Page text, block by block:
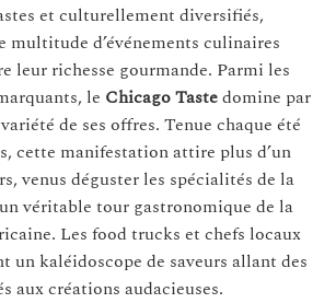
et culturellement diversifiés,
multitude d’événements culinaires
leur richesse gourmande. Parmi les
le Chicago Tastedomine par
de ses offres. Tenue chaque été
cette manifestation attire plus d’un
venus déguster les spécialités de la
véritable tour gastronomique de la
Les food trucks et chefs locaux
un kaléidoscope de saveurs allant des
aux créations audacieuses.